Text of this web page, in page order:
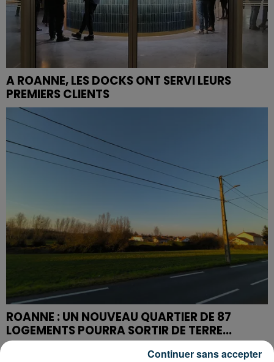
A ROANNE, LES DOCKS ONT SERVI LEURS
PREMIERS CLIENTS
ROANNE : UN NOUVEAU QUARTIER DE 87
LOGEMENTS POURRA SORTIR DE TERRE...
Continuer sans accepter